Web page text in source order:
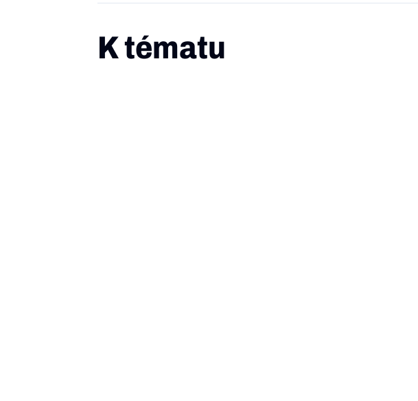
K tématu